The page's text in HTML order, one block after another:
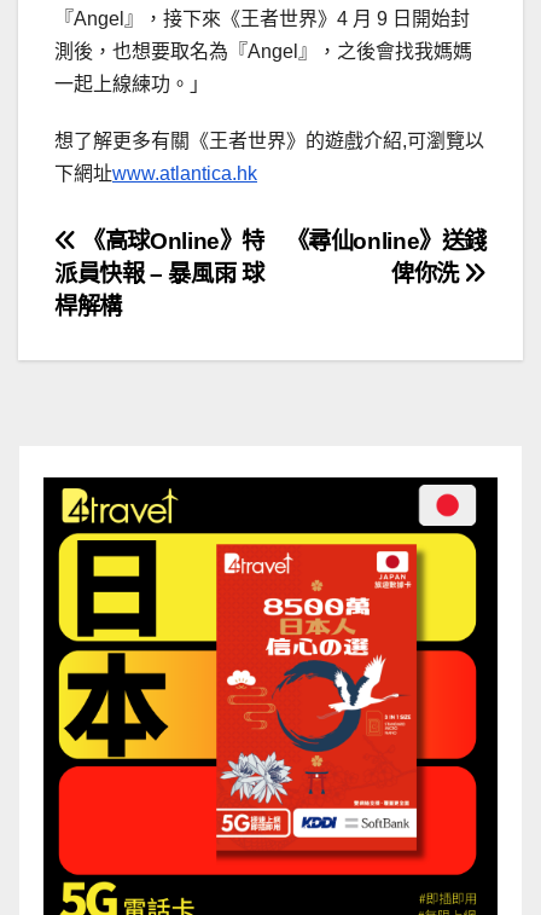
『Angel』，接下來《王者世界》4 月 9 日開始封
測後，也想要取名為『Angel』，之後會找我媽媽
一起上線練功。」
想了解更多有關《王者世界》的遊戲介紹,可瀏覽以
下網址www.atlantica.hk
文
章
導
《尋仙online》送錢
俾你洗
《高球Online》特
派員快報 – 暴風雨 球
桿解構